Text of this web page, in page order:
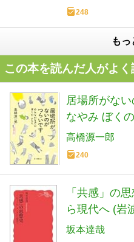
248
もっ
この本を読んだ人がよ
居場所がな
なやみ ぼく
高橋源一郎
240
「共感」の
ら現代へ (岩
坂本達哉